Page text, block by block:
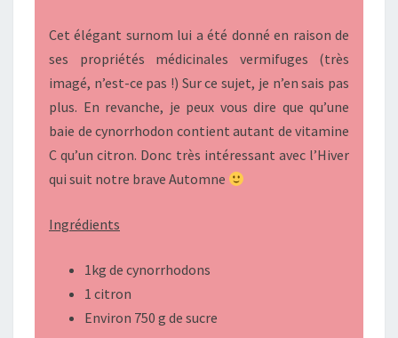
Cet élégant surnom lui a été donné en raison de
ses propriétés médicinales vermifuges (très
imagé, n’est-ce pas !) Sur ce sujet, je n’en sais pas
plus. En revanche, je peux vous dire que qu’une
baie de cynorrhodon contient autant de vitamine
C qu’un citron. Donc très intéressant avec l’Hiver
qui suit notre brave Automne
Ingrédients
1kg de cynorrhodons
1 citron
Environ 750 g de sucre